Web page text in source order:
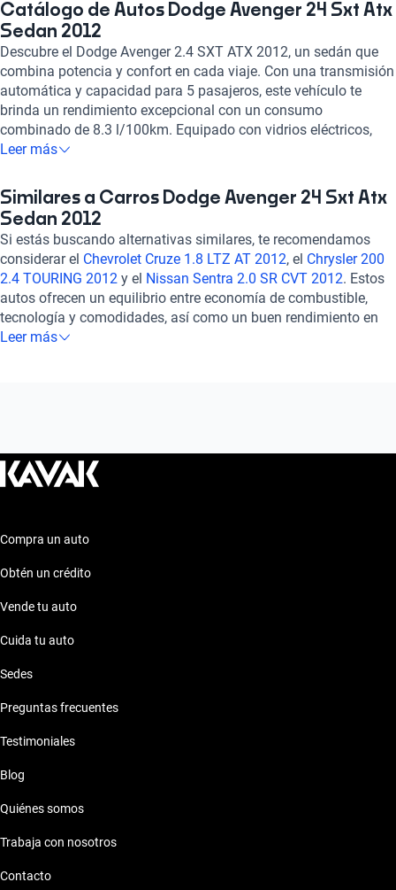
Catálogo de Autos Dodge Avenger 24 Sxt Atx
Sedan 2012
Descubre el Dodge Avenger 2.4 SXT ATX 2012, un sedán que
combina potencia y confort en cada viaje. Con una transmisión
automática y capacidad para 5 pasajeros, este vehículo te
brinda un rendimiento excepcional con un consumo
combinado de 8.3 l/100km. Equipado con vidrios eléctricos,
control de crucero y bolsas de aire, garantiza tu seguridad y
en potencia y componentes de seguridad, este Dodge Avenger
te ofrece una experiencia de conducción confiable y placentera.
¡Haz tuyo este auto y disfruta de la carretera con estilo y
prestigio!
Leer más
Similares a Carros Dodge Avenger 24 Sxt Atx
Sedan 2012
Si estás buscando alternativas similares, te recomendamos
considerar el Chevrolet Cruze 1.8 LTZ AT 2012, el Chrysler 200
2.4 TOURING 2012 y el Nissan Sentra 2.0 SR CVT 2012. Estos
autos ofrecen un equilibrio entre economía de combustible,
tecnología y comodidades, así como un buen rendimiento en
manejo y seguridad. Explora estas opciones para encontrar el
Leer más
Compra un auto
Obtén un crédito
Vende tu auto
Cuida tu auto
Sedes
Preguntas frecuentes
Testimoniales
Blog
Quiénes somos
Trabaja con nosotros
Contacto